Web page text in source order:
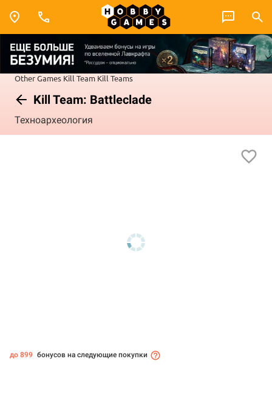
Other Games Kill Team Kill Teams
Kill Team: Battleclade
Техноархеология
до 899 бонусов на следующие покупки